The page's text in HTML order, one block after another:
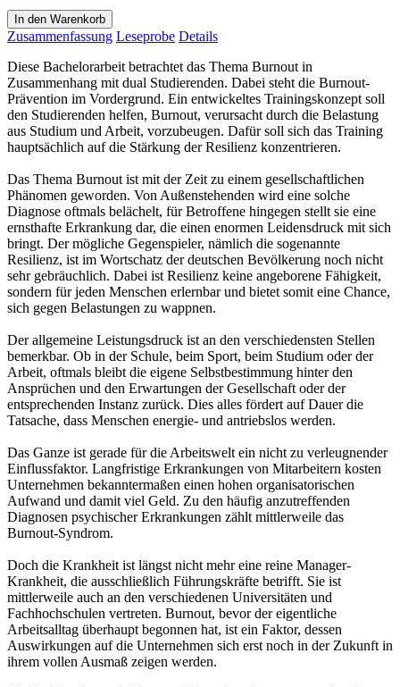
In den Warenkorb
Zusammenfassung Leseprobe Details
Diese Bachelorarbeit betrachtet das Thema Burnout in
Zusammenhang mit dual Studierenden. Dabei steht die Burnout-
Prävention im Vordergrund. Ein entwickeltes Trainingskonzept soll
den Studierenden helfen, Burnout, verursacht durch die Belastung
aus Studium und Arbeit, vorzubeugen. Dafür soll sich das Training
hauptsächlich auf die Stärkung der Resilienz konzentrieren.
Das Thema Burnout ist mit der Zeit zu einem gesellschaftlichen
Phänomen geworden. Von Außenstehenden wird eine solche
Diagnose oftmals belächelt, für Betroffene hingegen stellt sie eine
ernsthafte Erkrankung dar, die einen enormen Leidensdruck mit sich
bringt. Der mögliche Gegenspieler, nämlich die sogenannte
Resilienz, ist im Wortschatz der deutschen Bevölkerung noch nicht
sehr gebräuchlich. Dabei ist Resilienz keine angeborene Fähigkeit,
sondern für jeden Menschen erlernbar und bietet somit eine Chance,
sich gegen Belastungen zu wappnen.
Der allgemeine Leistungsdruck ist an den verschiedensten Stellen
bemerkbar. Ob in der Schule, beim Sport, beim Studium oder der
Arbeit, oftmals bleibt die eigene Selbstbestimmung hinter den
Ansprüchen und den Erwartungen der Gesellschaft oder der
entsprechenden Instanz zurück. Dies alles fördert auf Dauer die
Tatsache, dass Menschen energie- und antriebslos werden.
Das Ganze ist gerade für die Arbeitswelt ein nicht zu verleugnender
Einflussfaktor. Langfristige Erkrankungen von Mitarbeitern kosten
Unternehmen bekanntermaßen einen hohen organisatorischen
Aufwand und damit viel Geld. Zu den häufig anzutreffenden
Diagnosen psychischer Erkrankungen zählt mittlerweile das
Burnout-Syndrom.
Doch die Krankheit ist längst nicht mehr eine reine Manager-
Krankheit, die ausschließlich Führungskräfte betrifft. Sie ist
mittlerweile auch an den verschiedenen Universitäten und
Fachhochschulen vertreten. Burnout, bevor der eigentliche
Arbeitsalltag überhaupt begonnen hat, ist ein Faktor, dessen
Auswirkungen auf die Unternehmen sich erst noch in der Zukunft in
ihrem vollen Ausmaß zeigen werden.